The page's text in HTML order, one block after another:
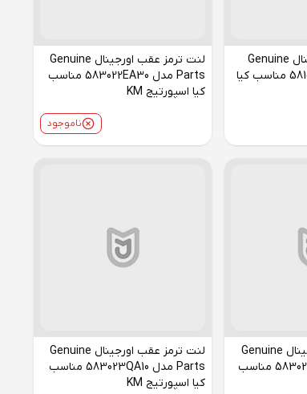
لنت ترمز جلو اورجینال Genuine
Parts مدل 581012CA11 مناسب کیا
لنت ترمز عقب اورجینال Genuine
Parts مدل 583022EA30 مناسب
کیا اسپورتیج KM
ناموجود
لنت ترمز عقب اورجینال Genuine
Parts مدل 58302D3A70 مناسب
لنت ترمز عقب اورجینال Genuine
Parts مدل 583023QA10 مناسب
کیا اسپورتیج KM